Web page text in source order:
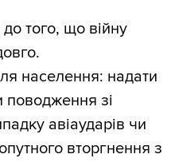
до того, що війну
населення: надати
зі
авіаударів чи
вторгнення з